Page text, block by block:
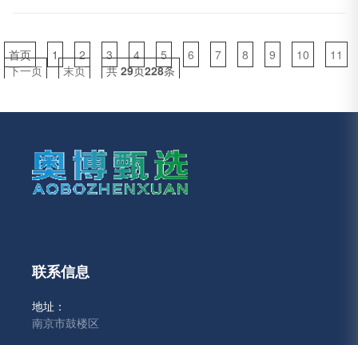
首页 1 2 3 4 5 6 7 8 9 10
11
下一页
末页 共 29页228条
联系信息
地址：
南京市鼓楼区